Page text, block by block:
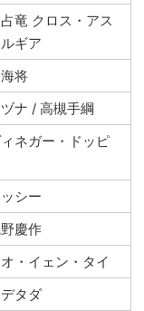
竜 クロス・アス
ルギア
将
ナ / 高槻手綱
ネガー・ドッピ
シー
慶作
・イェン・タイ
デタダ